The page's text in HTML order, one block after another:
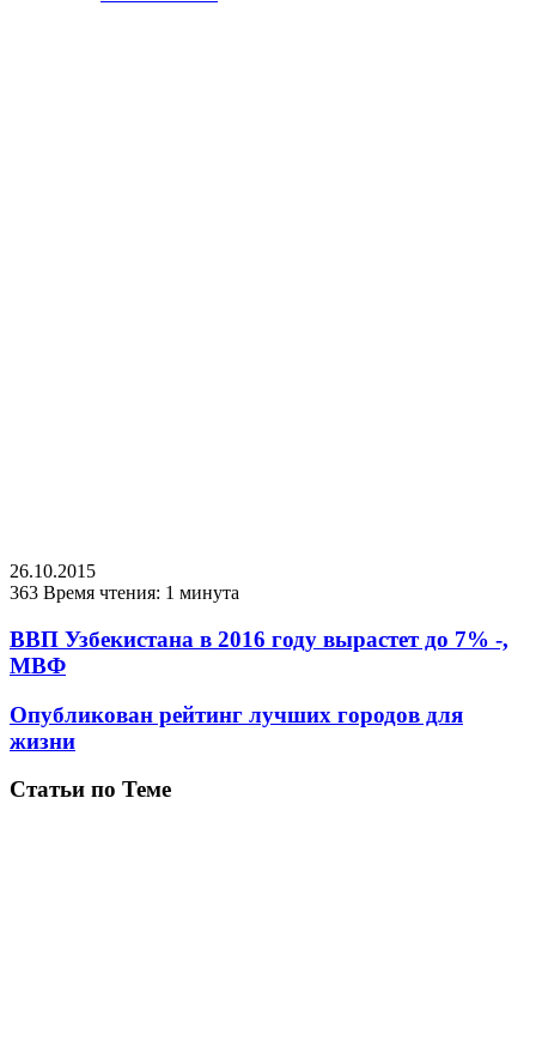
26.10.2015
363 Время чтения: 1 минута
ВВП Узбекистана в 2016 году вырастет до 7% -,
МВФ
Опубликован рейтинг лучших городов для
жизни
Статьи по Теме